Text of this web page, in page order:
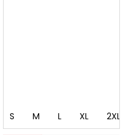
4XL
S M L XL 2XL